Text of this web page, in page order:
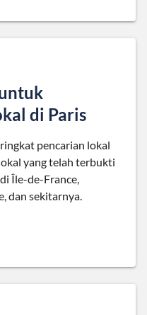
di Paris
pencarian lokal
yang telah terbukti
Île-de-France,
dan sekitarnya.